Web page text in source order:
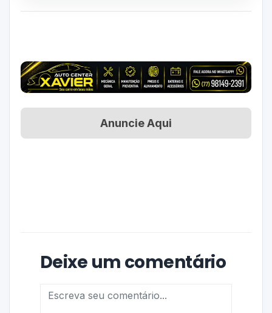
Anuncie Aqui
Deixe um comentário